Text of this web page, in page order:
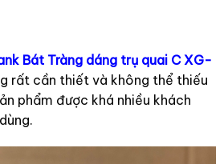
Bát Tràng dáng trụ quai C XG-
rất cần thiết và không thể thiếu
phẩm được khá nhiều khách